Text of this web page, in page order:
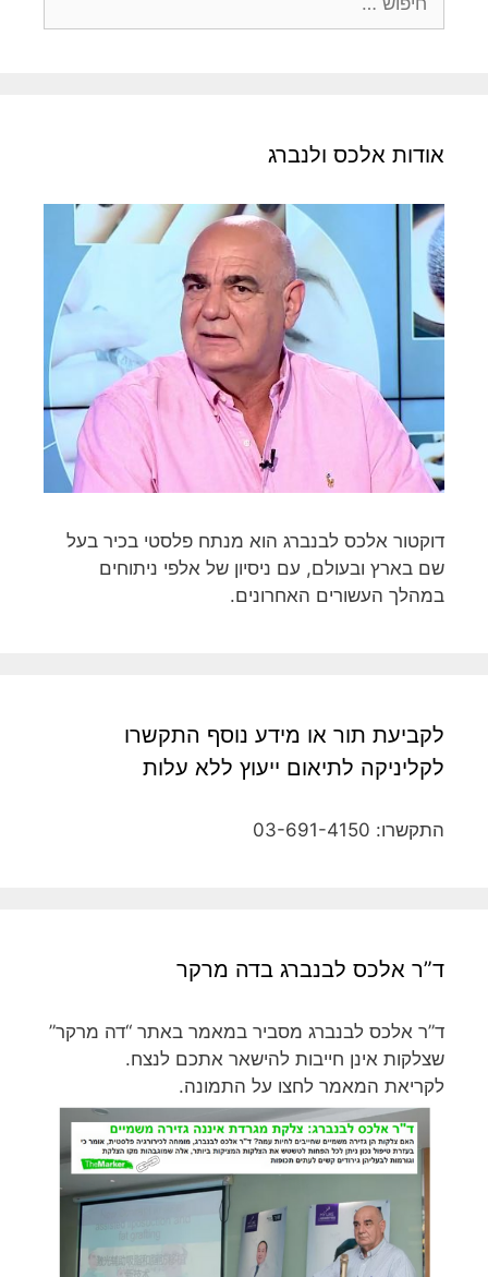
אודות אלכס ולנברג
דוקטור אלכס לבנברג הוא מנתח פלסטי בכיר בעל
שם בארץ ובעולם, עם ניסיון של אלפי ניתוחים
במהלך העשורים האחרונים.
לקביעת תור או מידע נוסף התקשרו
לקליניקה לתיאום ייעוץ ללא עלות
התקשרו: 03-691-4150
ד”ר אלכס לבנברג בדה מרקר
ד”ר אלכס לבנברג מסביר במאמר באתר “דה מרקר”
שצלקות אינן חייבות להישאר אתכם לנצח.
לקריאת המאמר לחצו על התמונה.